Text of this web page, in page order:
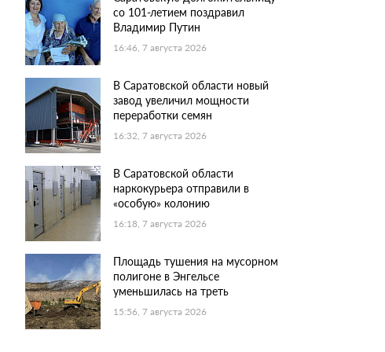
со 101-летием поздравил
Владимир Путин
16:46, 7 августа 2026
В Саратовской области новый
завод увеличил мощности
переработки семян
16:32, 7 августа 2026
В Саратовской области
наркокурьера отправили в
«особую» колонию
16:18, 7 августа 2026
Площадь тушения на мусорном
полигоне в Энгельсе
уменьшилась на треть
15:56, 7 августа 2026